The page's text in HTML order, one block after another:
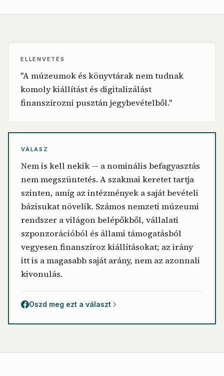
ELLENVETÉS
"A múzeumok és könyvtárak nem tudnak
komoly kiállítást és digitalizálást
finanszírozni pusztán jegybevételből."
VÁLASZ
Nem is kell nekik — a nominális befagyasztás
nem megszüntetés. A szakmai keretet tartja
szinten, amíg az intézmények a saját bevételi
bázisukat növelik. Számos nemzeti múzeumi
rendszer a világon belépőkből, vállalati
szponzorációból és állami támogatásból
vegyesen finanszíroz kiállításokat; az irány
itt is a magasabb saját arány, nem az azonnali
kivonulás.
Oszd meg ezt a választ